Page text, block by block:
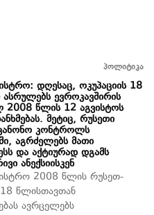
პოლიტიკა
დღესაც, ოკუპაციის 18
ევროკავშირის
2008 წლის 12 აგვისტოს
მეტიც, რუსეთი
კონტროლს
აგრძელებს მათი
და აქტიურად დგამს
ანექსიისკენ
2008 წლის რუსეთ-
წლისთავთან
ავრცელებს